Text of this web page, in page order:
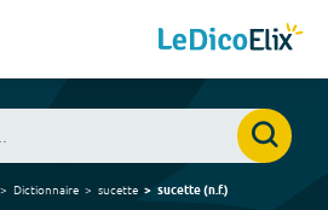
Dictionnaire sucette sucette(n.f.)